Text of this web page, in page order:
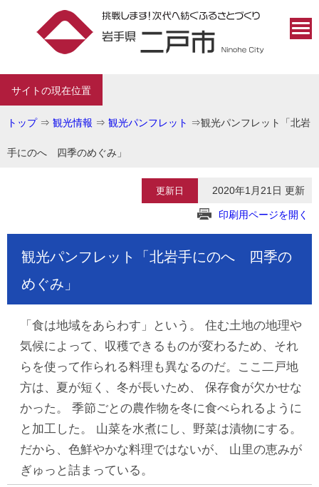
サイトの現在位置
トップ⇒ 観光情報 ⇒ 観光パンフレット ⇒観光パンフレット「北岩
手にのへ 四季のめぐみ」
更新日 2020年1月21日 更新
印刷用ページを開く
観光パンフレット「北岩手にのへ 四季の
めぐみ」
「食は地域をあらわす」という。 住む土地の地理や
気候によって、収穫できるものが変わるため、それ
らを使って作られる料理も異なるのだ。ここ二戸地
方は、夏が短く、冬が長いため、 保存食が欠かせな
かった。 季節ごとの農作物を冬に食べられるように
と加工した。 山菜を水煮にし、野菜は漬物にする。
だから、色鮮やかな料理ではないが、 山里の恵みが
ぎゅっと詰まっている。